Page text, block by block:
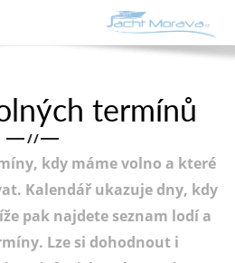
termínů
/ /
kdy máme volno a které
Kalendář ukazuje dny, kdy
pak najdete seznam lodí a
Lze si dohodnout i